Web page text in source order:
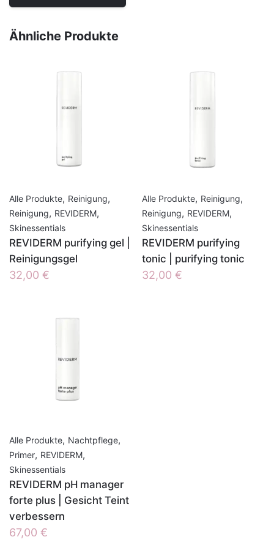
Ähnliche Produkte
Alle Produkte, Reinigung,
Reinigung, REVIDERM,
Skinessentials
REVIDERM purifying gel |
Reinigungsgel
32,00 €
Alle Produkte, Reinigung,
Reinigung, REVIDERM,
Skinessentials
REVIDERM purifying
tonic | purifying tonic
32,00 €
Alle Produkte, Nachtpflege,
Primer, REVIDERM,
Skinessentials
REVIDERM pH manager
forte plus | Gesicht Teint
verbessern
67,00 €